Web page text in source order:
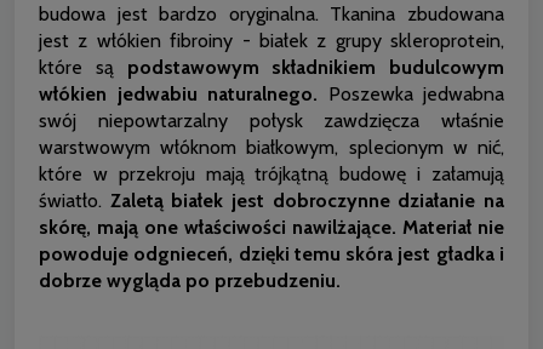
budowa jest bardzo oryginalna. Tkanina zbudowana
jest z włókien fibroiny - białek z grupy skleroprotein,
które są podstawowym składnikiem budulcowym
włókien jedwabiu naturalnego. Poszewka jedwabna
swój niepowtarzalny połysk zawdzięcza właśnie
warstwowym włóknom białkowym, splecionym w nić,
które w przekroju mają trójkątną budowę i załamują
światło. Zaletą białek jest dobroczynne działanie na
skórę, mają one właściwości nawilżające. Materiał nie
powoduje odgnieceń, dzięki temu skóra jest gładka i
dobrze wygląda po przebudzeniu.